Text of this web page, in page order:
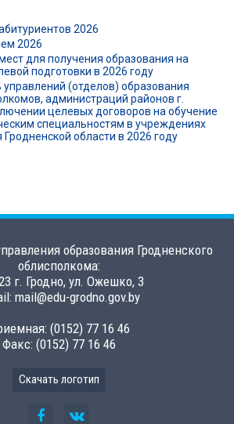
2026
2026
для получения образования на
подготовки в 2026 году
управлений (отделов) образования
администраций районов г.
целевых договоров на обучение
специальностям в учреждениях
области в 2026 году
образования Гродненского
облисполкома:
г. Гродно, ул. Ожешко, 3
mail@edu-grodno.gov.by
(0152) 77 16 46
Факс: (0152) 77 16 46
Скачать логотип